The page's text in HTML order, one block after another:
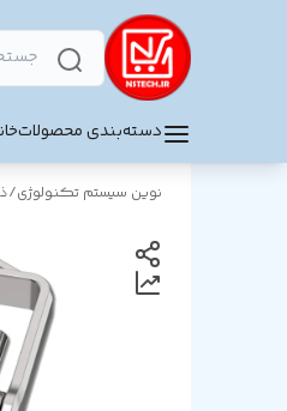
دسته‌بندی محصولات
نوین سیستم تکنولوژی/